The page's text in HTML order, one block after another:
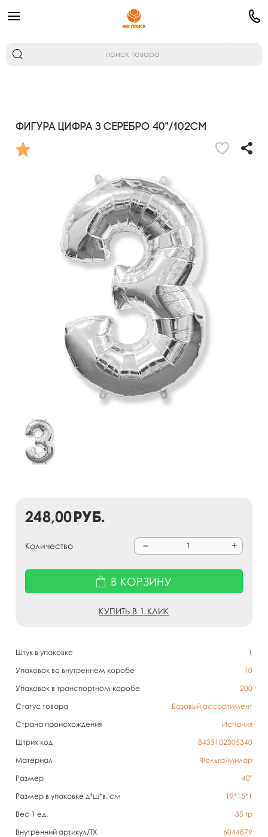
Фигура Цифра 3 серебро 40"/102см
Штук в упаковке
1
Упаковок во внутреннем коробе
10
Упаковок в транспортном коробе
200
Статус товара
Базовый ассортимент
Страна происхождения
Испания
Штрих код
8435102305340
Материал
Фольга/милар
Размер
40"
Размер в упаковке д*ш*в, см
19*15*1
Вес 1 ед.
35 гр
Внутренний артикул/TX
6044879
248,00руб.
Количество
В КОРЗИНУ
КУПИТЬ В 1 КЛИК